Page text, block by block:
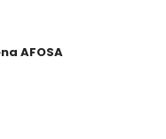
AFOSA